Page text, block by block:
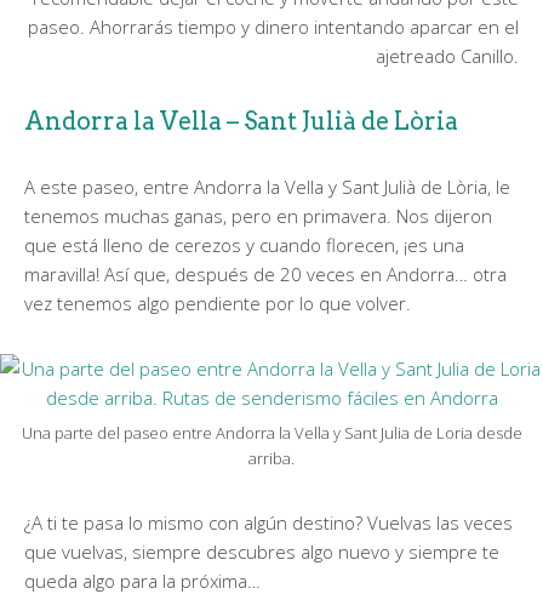
paseo. Ahorrarás tiempo y dinero intentando aparcar en el
ajetreado Canillo.
Andorra la Vella – Sant Julià de Lòria
A este paseo, entre Andorra la Vella y Sant Julià de Lòria, le
tenemos muchas ganas, pero en primavera. Nos dijeron
que está lleno de cerezos y cuando florecen, ¡es una
maravilla! Así que, después de 20 veces en Andorra… otra
vez tenemos algo pendiente por lo que volver.
Una parte del paseo entre Andorra la Vella y Sant Julia de Loria desde
arriba.
¿A ti te pasa lo mismo con algún destino? Vuelvas las veces
que vuelvas, siempre descubres algo nuevo y siempre te
queda algo para la próxima…